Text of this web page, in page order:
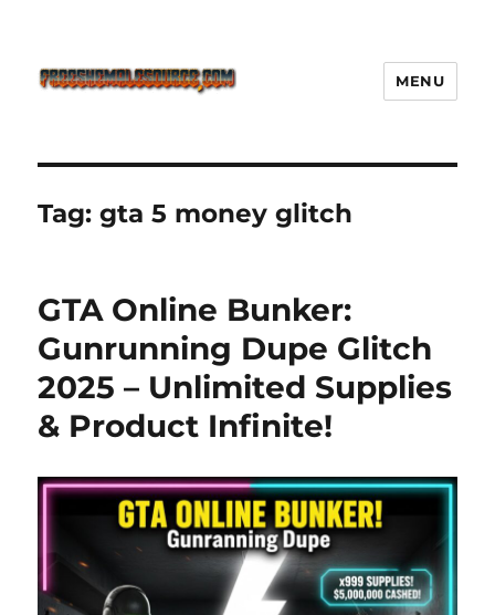
Defense Main Game Ini Pasti
Ketagihan!
MENU
Tag:gta 5 money glitch
GTA Online Bunker:
Gunrunning Dupe Glitch
2025 – Unlimited Supplies
& Product Infinite!